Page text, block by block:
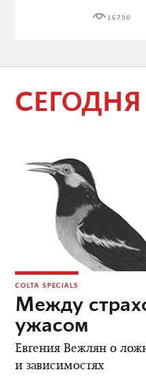
16790
COLTA SPECIALS
Между
ужасом
Евгения Вежлян о
и зависимостях